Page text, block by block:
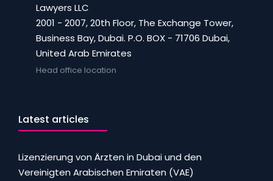
Lawyers LLC
2001 - 2007, 20th Floor, The Exchange Tower,
Business Bay, Dubai. P.O. BOX - 71706 Dubai,
United Arab Emirates
Head office location
Latest articles
Lizenzierung von Ärzten in Dubai und den
Vereinigten Arabischen Emiraten (VAE)